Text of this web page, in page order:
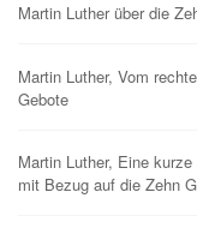
Martin Luther über die
Martin Luther, Vom
Gebote
Martin Luther, Eine
mit Bezug auf die Zehn